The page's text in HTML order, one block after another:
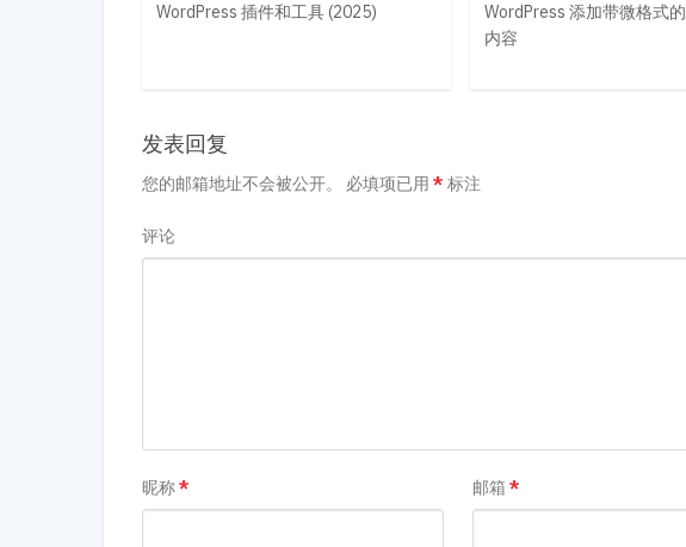
WordPress 插件和工具 (2025)
WordPress 添加带微格式
内容
发表回复
您的邮箱地址不会被公开。 必填项已用 * 标注
评论
昵称* 邮箱 *